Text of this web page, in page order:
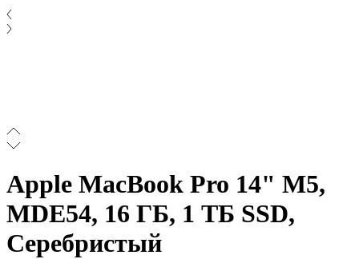
Apple MacBook Pro 14" M5,
MDE54, 16 ГБ, 1 ТБ SSD,
Серебристый